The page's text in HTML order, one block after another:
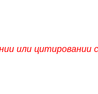
или цитировании